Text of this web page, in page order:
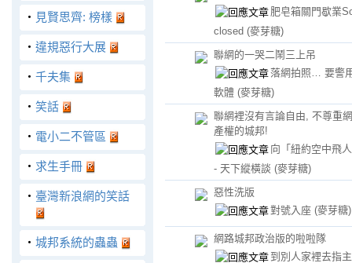
‧ 見賢思齊: 榜樣
‧ 違規惡行大展
‧ 千夫集
‧ 笑話
‧ 電小二不管區
‧ 求生手冊
‧ 臺灣新浪網的笑話
‧ 城邦系統的蟲蟲
肥皂箱關門歇業
closed (麥芽糖)
聯網的一哭二鬧三上吊
落網拍照… 要警
軟體 (麥芽糖)
聯網裡沒有言論自由, 不尊重
產權的城邦!
向「紐約空中飛
- 天下縱橫談 (麥芽糖)
惡性洗版
對號入座 (麥芽糖)
網路城邦政治版的啦啦隊
到別人家裡去指